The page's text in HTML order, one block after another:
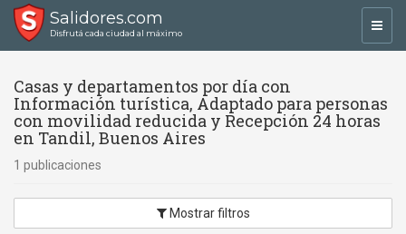
Salidores.com
Disfrutá cada ciudad al máximo
Casas y departamentos por día con
Información turística, Adaptado para personas
con movilidad reducida y Recepción 24 horas
en Tandil, Buenos Aires
1 publicaciones
Mostrar filtros